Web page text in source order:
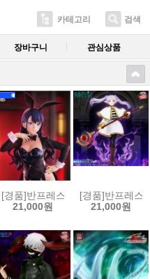
카테고리 검색
장바구니 관심상품
규어 카마도 네즈코
누들스토퍼 승리의 여신 니케
[경품]반프레스토 그 비스크 돌은
21,000원
[경품]반프레스
21,000원